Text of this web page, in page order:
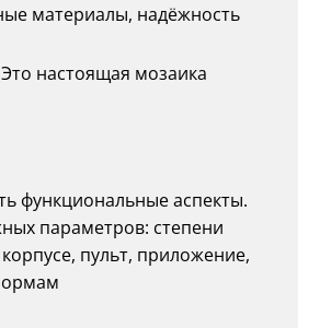
материалы, надёжность
настоящая мозаика
функциональные аспекты.
параметров: степени
пульт, приложение,